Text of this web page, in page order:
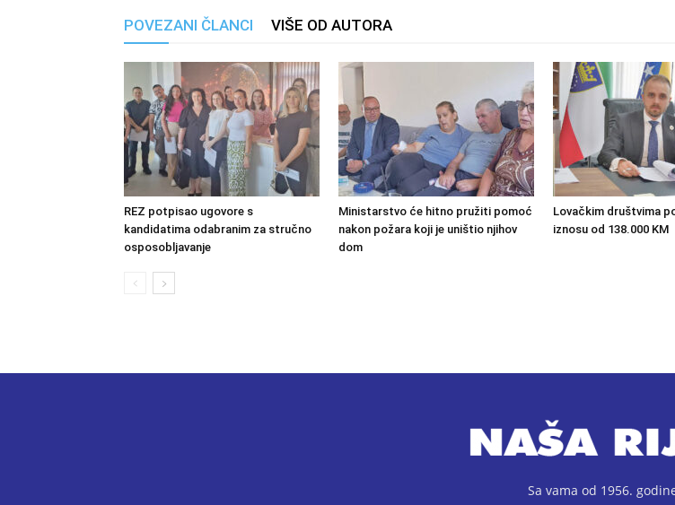
POVEZANI ČLANCI VIŠE OD AUTORA
REZ potpisao ugovore s
kandidatima odabranim za stručno
osposobljavanje
Ministarstvo će hitno pružiti pomoć
nakon požara koji je uništio njihov
dom
Lovačkim društvima
iznosu od 138.000 KM
Sa vama od 1956.